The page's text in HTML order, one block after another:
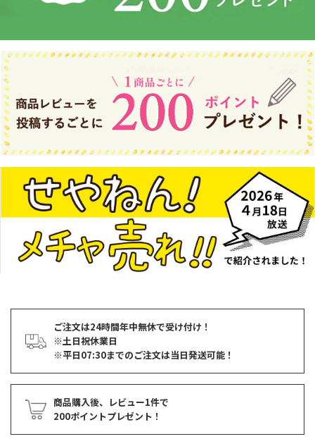
ご注文は24時間年中無休で受け付け！
※土日祝休業日
※平日07:30までのご注文は当日発送可能！
商品購入後、レビュー1件で
200ポイントプレゼント！